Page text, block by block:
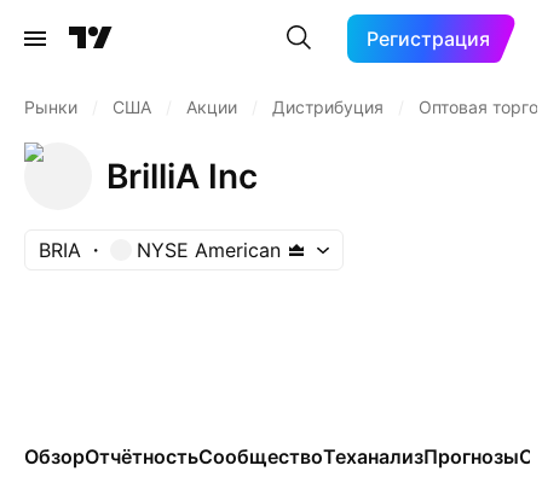
Регистрация
Рынки США Акции Дистрибуция Оптовая
BrilliA Inc
BRIA NYSE American
ОбзорОтчётностьСообществоТеханализПрогнозы